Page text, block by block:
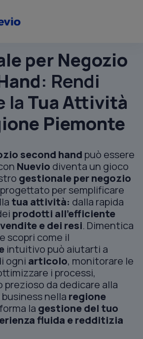
per Negozio
: Rendi
la Tua Attività
Piemonte
second hand può essere
Nuevio diventa un gioco
gestionale per negozio
per semplificare
tua attività: dalla rapida
prodotti all'efficiente
e dei resi. Dimentica
scopri come il
intuitivo può aiutarti a
ogni articolo, monitorare le
i processi,
prezioso da dedicare alla
nella regione
la gestione del tuo
fluida e redditizia